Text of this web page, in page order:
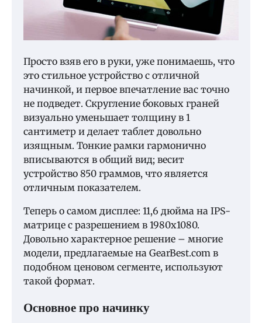
Просто взяв его в руки, уже понимаешь, что
это стильное устройство с отличной
начинкой, и первое впечатление вас точно
не подведет. Скругление боковых граней
визуально уменьшает толщину в 1
сантиметр и делает таблет довольно
изящным. Тонкие рамки гармонично
вписываются в общий вид; весит
устройство 850 граммов, что является
отличным показателем.
Теперь о самом дисплее: 11,6 дюйма на IPS-
матрице с разрешением в 1980х1080.
Довольно характерное решение – многие
модели, предлагаемые на GearBest.com в
подобном ценовом сегменте, используют
такой формат.
Основное про начинку